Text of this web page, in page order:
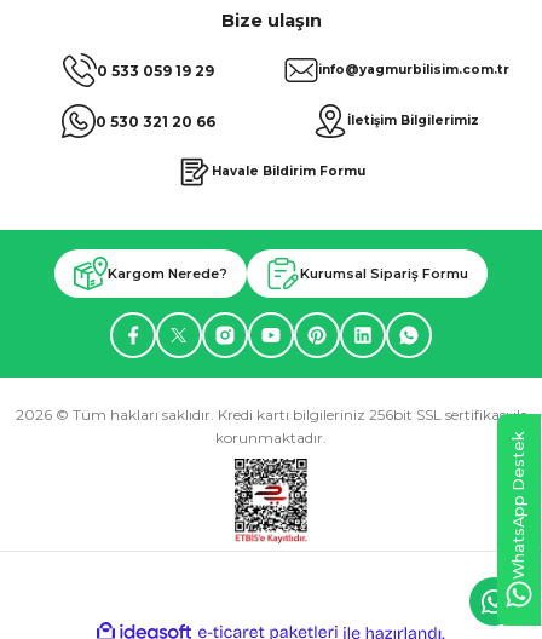
Bize ulaşın
0 533 059 19 29
0 530 321 20 66
info@yagmurbilisim.com.tr
İletişim Bilgilerimiz
Havale Bildirim Formu
Kargom Nerede? Kurumsal Sipariş Formu
2026 © Tüm hakları saklıdır. Kredi kartı bilgileriniz 256bit SSL sertifikası ile
korunmaktadır.
WhatsApp Destek
ideasoft e-